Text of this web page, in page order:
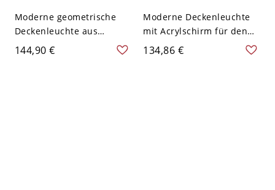
Moderne geometrische
Deckenleuchte aus
Kunststoff mit
abwischbarem Schirm für
144,90 €
Moderne Deckenleuchte
mit Acrylschirm für den
Wohnbereich - Orange
110V-120V 35,56 cm
134,86 €